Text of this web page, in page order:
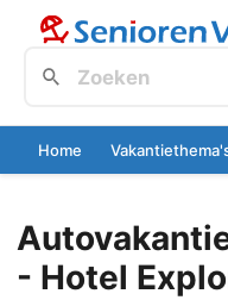
Home
- Hotel